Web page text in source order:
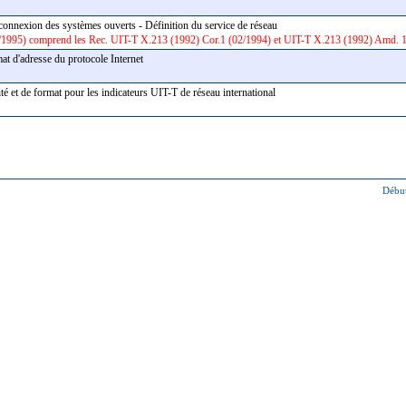
des systèmes ouverts - Définition du service de réseau
comprend les Rec. UIT-T X.213 (1992) Cor.1 (02/1994) et UIT-T X.213 (1992) Amd.
d'adresse du protocole Internet
et de format pour les indicateurs UIT-T de réseau international